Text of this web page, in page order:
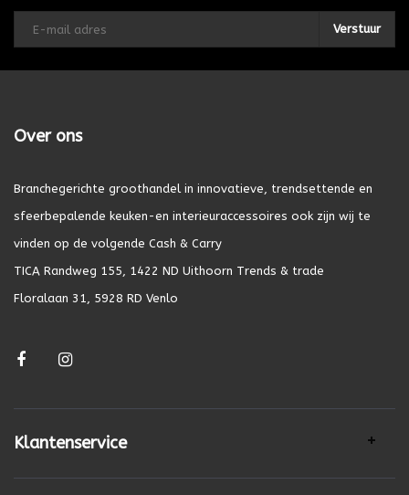
Verstuur
Over ons
Branchegerichte groothandel in innovatieve, trendsettende en
sfeerbepalende keuken-en interieuraccessoires ook zijn wij te
vinden op de volgende Cash & Carry
TICA Randweg 155, 1422 ND Uithoorn Trends & trade
Floralaan 31, 5928 RD Venlo
Klantenservice